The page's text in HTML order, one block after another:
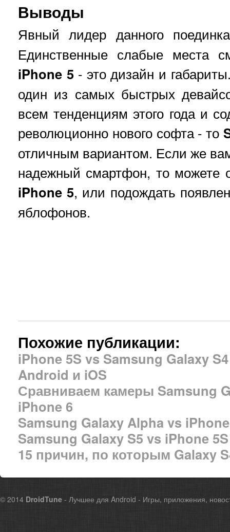
Выводы
Явный лидер данного
Единственные слабые места
iPhone 5- это дизайн и
один из самых быстрых
всем тенденциям этого года и
революционно нового софта - то
отличным вариантом. Если же
надежный смартфон, то можете
iPhone 5, или подождать
яблофонов.
Похожие публикации:
iPhone 5S vs Samsung Galaxy
Android и iOS
Сравниваем камеры Samsung
iPhone 6
Samsung Galaxy Alpha vs
Samsung Galaxy S5 vs iPhone 5S
15 причин, по которым Galaxy
© 2014 DroidTune - Лучшее для Android - Игры, приложения,